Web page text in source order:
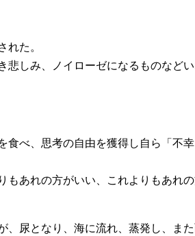
れた。
しみ、ノイローゼになるものなどい
べ、思考の自由を獲得し自ら「不
あれの方がいい、これよりもあれ
尿となり、海に流れ、蒸発し、ま